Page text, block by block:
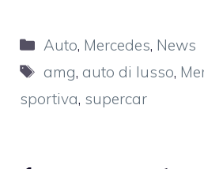
Categorie
Auto, Mercedes, News
Tag
amg, auto di lusso,
sportiva, supercar